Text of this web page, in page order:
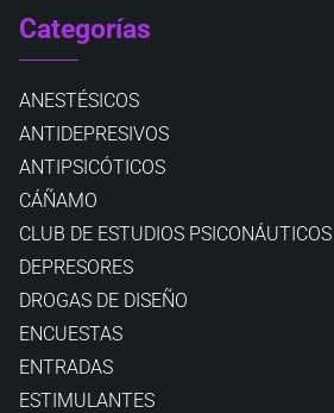
Categorías
ANESTÉSICOS
ANTIDEPRESIVOS
ANTIPSICÓTICOS
CÁÑAMO
CLUB DE ESTUDIOS PSICONÁUTICOS
DEPRESORES
DROGAS DE DISEÑO
ENCUESTAS
ENTRADAS
ESTIMULANTES